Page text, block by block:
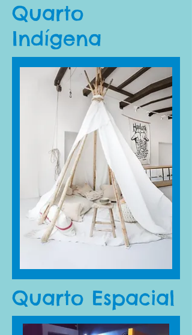
Quarto
Indígena
Quarto Espacial